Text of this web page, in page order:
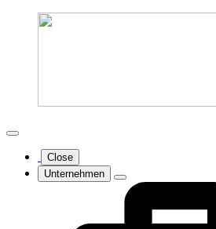
Close
Unternehmen